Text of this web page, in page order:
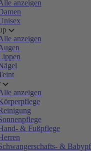
anzeigen
anzeigen
anzeigen
& Fußpflege
&